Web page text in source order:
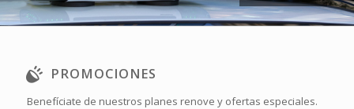
PROMOCIONES
Benefíciate de nuestros planes renove y ofertas especiales.